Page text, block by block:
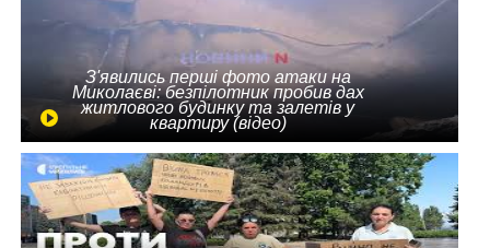
З'явились перші фото атаки на
Миколаєві: безпілотник пробив дах
житлового будинку та залетів у
квартиру (відео)